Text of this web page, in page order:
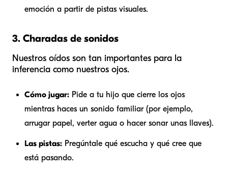
emoción a partir de pistas visuales.
3. Charadas de sonidos
Nuestros oídos son tan importantes para la
inferencia como nuestros ojos.
Cómo jugar: Pide a tu hijo que cierre los ojos
mientras haces un sonido familiar (por ejemplo,
arrugar papel, verter agua o hacer sonar unas llaves).
Las pistas: Pregúntale qué escucha y qué cree que
está pasando.